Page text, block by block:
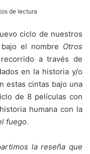
de lectura
ciclo de nuestros
el nombre Otros
a través de
en la historia y/o
estas cintas bajo una
de 8 películas con
humana con la
fuego.
la reseña que